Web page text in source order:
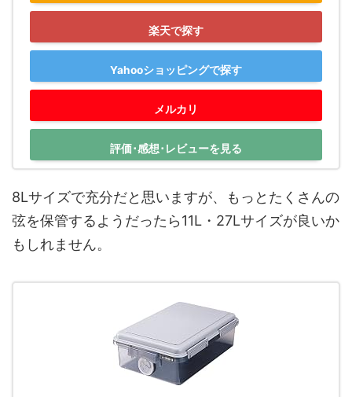
楽天で探す
Yahooショッピングで探す
メルカリ
評価･感想･レビューを見る
8Lサイズで充分だと思いますが、もっとたくさんの
弦を保管するようだったら11L・27Lサイズが良いか
もしれません。